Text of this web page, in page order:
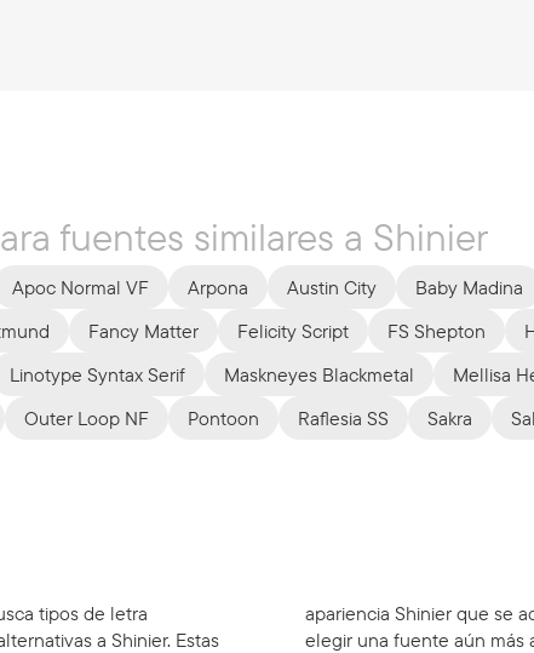
tipos de letra
a Shinier. Estas
apariencia Shinier que se
elegir una fuente aún más
fuentes similares a Shinier
Apoc Normal VF Arpona Austin City Baby Madina
Fancy Matter Felicity Script FS Shepton
Linotype Syntax Serif Maskneyes Blackmetal Mellisa
Outer Loop NF Pontoon Raflesia SS Sakra